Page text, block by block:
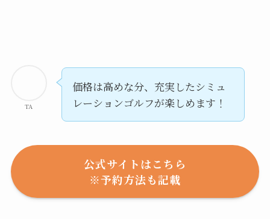
TA
価格は高めな分、充実したシミュ
レーションゴルフが楽しめます！
公式サイトはこちら
※予約方法も記載